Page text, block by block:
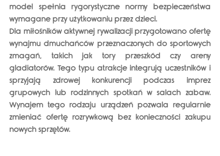
model spełnia rygorystyczne normy bezpieczeństwa
wymagane przy użytkowaniu przez dzieci.
Dla miłośników aktywnej rywalizacji przygotowano ofertę
wynajmudmuchańców przeznaczonych do sportowych
zmagań, takich jak tory przeszkód czy areny
gladiatorów. Tego typu atrakcje integrują uczestników i
sprzyjają zdrowej konkurencji podczas imprez
grupowych lub rodzinnych spotkań w salach zabaw.
Wynajem tego rodzaju urządzeń pozwala regularnie
zmieniać ofertę rozrywkową bez konieczności zakupu
nowych sprzętów.